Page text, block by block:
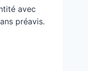
avec
préavis.